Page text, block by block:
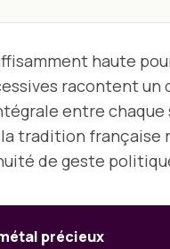
haute
racontent un
entre chaque
tradition
de geste
précieux